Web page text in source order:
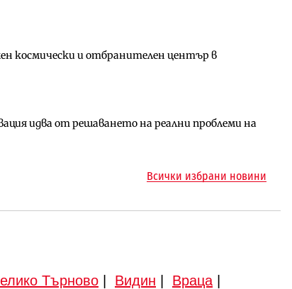
космически и отбранителен център в
идва от решаването на реални проблеми на
за придобиване на Euroapi Italy
план за магистралата Русе – Велико
оценки на имотите може да бъдат
езеро става част от бъдещата магистрала
Всички избрани новини
Търново Видин Враца